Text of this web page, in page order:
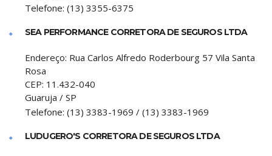
Telefone: (13) 3355-6375
SEA PERFORMANCE CORRETORA DE SEGUROS LTDA
Endereço: Rua Carlos Alfredo Roderbourg 57 Vila Santa
Rosa
CEP: 11.432-040
Guaruja / SP
Telefone: (13) 3383-1969 / (13) 3383-1969
LUDUGERO'S CORRETORA DE SEGUROS LTDA